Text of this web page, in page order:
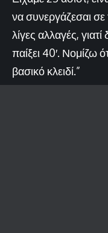
να συνεργάζεσαι σε
λίγες αλλαγές,
παίξει 40′. Νομίζω
βασικό κλειδί.”